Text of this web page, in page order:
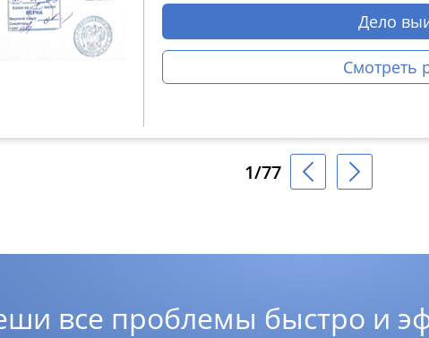
Дело
Смотреть
1/77
все проблемы быстро и